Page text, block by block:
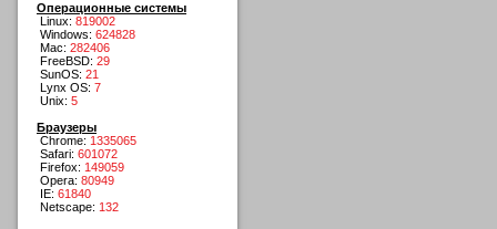
Операционные системы
Linux: 819002
Windows: 624828
Mac: 282406
FreeBSD: 29
SunOS: 21
Lynx OS: 7
Unix: 5
Браузеры
Chrome: 1335065
Safari: 601072
Firefox: 149059
Opera: 80949
IE: 61840
Netscape: 132